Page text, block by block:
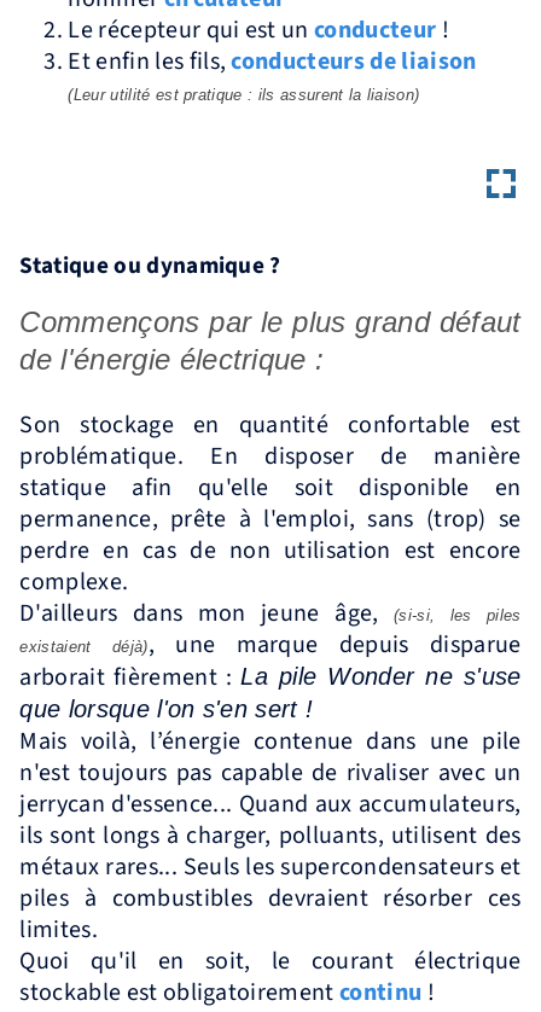
Le récepteur qui est unconducteur !
Et enfin les fils,conducteurs de liaison
(Leur utilité est pratique : ils assurent la liaison)
Statique ou dynamique ?
Commençons par le plus grand défaut
de l'énergie électrique :
Son stockage en quantité confortable est
problématique. En disposer de manière
statique afin qu'elle soit disponible en
permanence, prête à l'emploi, sans (trop) se
perdre en cas de non utilisation est encore
complexe.
D'ailleurs dans mon jeune âge,
(si-si, les piles
existaient déjà), une marque depuis disparue
arborait fièrement :La pile Wonder ne s'use
que lorsque l'on s'en sert !
Mais voilà, l’énergie contenue dans une pile
n'est toujours pas capable de rivaliser avec un
jerrycan d'essence... Quand aux accumulateurs,
ils sont longs à charger, polluants, utilisent des
métaux rares... Seuls les supercondensateurs et
piles à combustibles devraient résorber ces
limites.
Quoi qu'il en soit, le courant électrique
stockable est obligatoirementcontinu !